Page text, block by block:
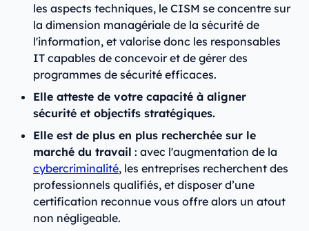
les aspects techniques, le CISM se concentre sur
la dimension managériale de la sécurité de
l'information, et valorise donc les responsables
IT capables de concevoir et de gérer des
programmes de sécurité efficaces.
Elle atteste de votre capacité à aligner
sécurité et objectifs stratégiques.
Elle est de plus en plus recherchée sur le
marché du travail : avec l'augmentation de la
cybercriminalité, les entreprises recherchent des
professionnels qualifiés, et disposer d’une
certification reconnue vous offre alors un atout
non négligeable.